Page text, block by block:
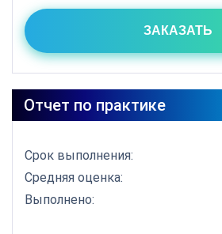
ЗАКАЗАТЬ
Отчет по практике
Срок выполнения:
Средняя оценка:
Выполнено: